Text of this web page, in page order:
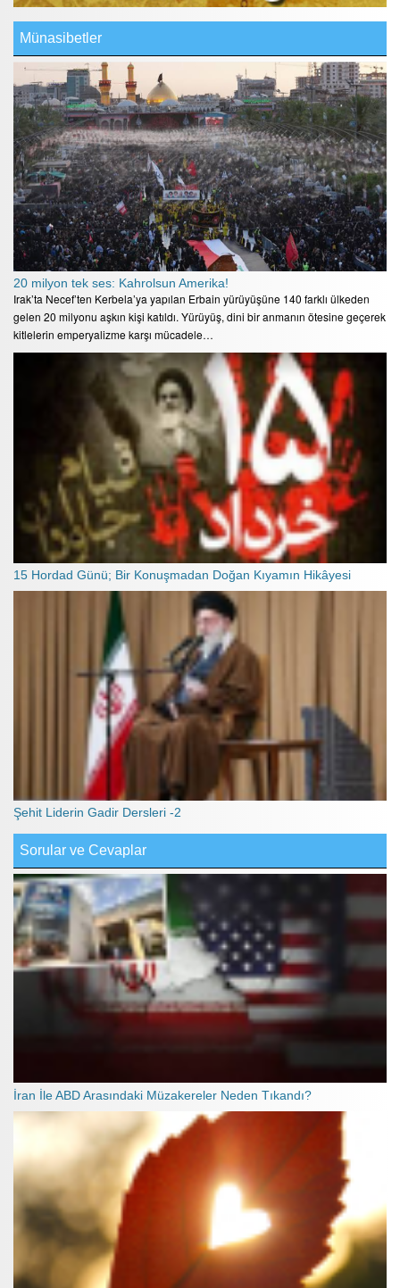
Münasibetler
20 milyon tek ses: Kahrolsun Amerika!
Irak’ta Necef’ten Kerbela’ya yapılan Erbain yürüyüşüne 140 farklı ülkeden
gelen 20 milyonu aşkın kişi katıldı. Yürüyüş, dini bir anmanın ötesine geçerek
kitlelerin emperyalizme karşı mücadele…
15 Hordad Günü; Bir Konuşmadan Doğan Kıyamın Hikâyesi
Şehit Liderin Gadir Dersleri -2
Sorular ve Cevaplar
İran İle ABD Arasındaki Müzakereler Neden Tıkandı?